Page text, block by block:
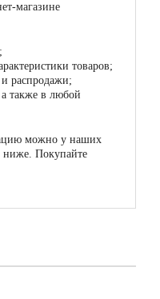
магазине
товаров;
распродажи;
также в любой
можно у наших
ниже. Покупайте